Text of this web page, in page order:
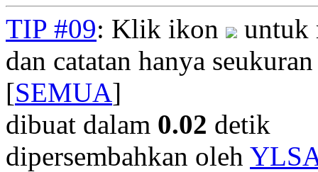
TIP #09: Klik ikon
untuk
dan catatan hanya
[SEMUA]
dibuat dalam 0.02 detik
dipersembahkan oleh